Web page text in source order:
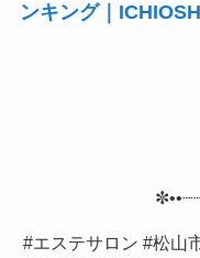
ンキング｜
#エステサロン #松山